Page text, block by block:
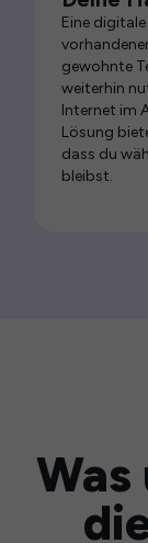
Eine
gewohnte
weiterhin
Internet im
Lösung
dass du
bleibst.